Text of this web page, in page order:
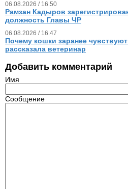
06.08.2026 / 16.50
Рамзан Кадыров
должность Главы ЧР
06.08.2026 / 16.47
Почему кошки заранее
рассказала ветеринар
Добавить комментарий
Имя
Сообщение